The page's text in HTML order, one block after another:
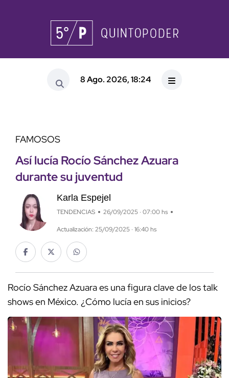
8 Ago. 2026, 18:24
FAMOSOS
Así lucía Rocío Sánchez Azuara
durante su juventud
Karla Espejel
TENDENCIAS 26/09/2025 · 07:00 hs
Actualización: 25/09/2025 · 16:40 hs
Rocío Sánchez Azuara es una figura clave de los talk
shows en México. ¿Cómo lucía en sus inicios?